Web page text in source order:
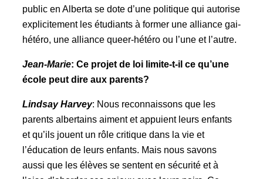
public en Alberta se dote d’une politique qui autorise
explicitement les étudiants à former une alliance gai-
hétéro, une alliance queer-hétéro ou l’une et l’autre.
Jean-Marie: Ce projet de loi limite-t-il ce qu’une
école peut dire aux parents?
Lindsay Harvey: Nous reconnaissons que les
parents albertains aiment et appuient leurs enfants
et qu’ils jouent un rôle critique dans la vie et
l’éducation de leurs enfants. Mais nous savons
aussi que les élèves se sentent en sécurité et à